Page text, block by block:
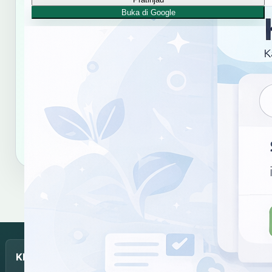
Buka di Google
RUJUKAN RESMI KBJI
Kamus Bahasa Jawa-Indonesia Balai
Bahasa Provinsi Daerah Istimewa
Gunakan tautan dan format sitasi ini untuk merujuk
Salin tautan
KBJI